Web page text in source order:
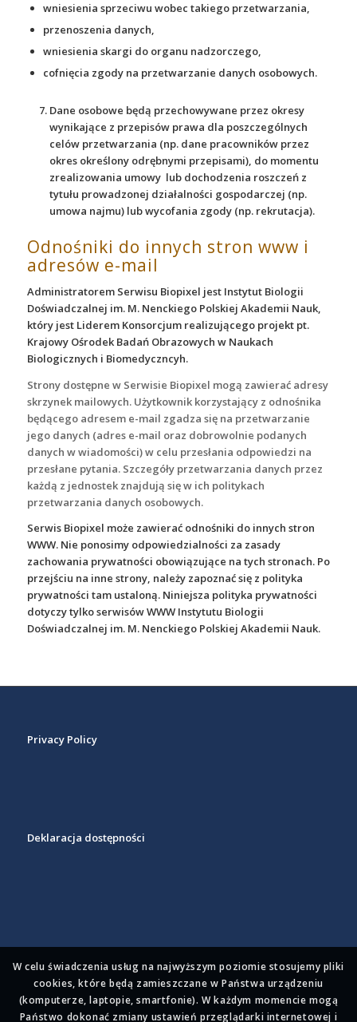
wniesienia sprzeciwu wobec takiego przetwarzania,
przenoszenia danych,
wniesienia skargi do organu nadzorczego,
cofnięcia zgody na przetwarzanie danych osobowych.
Dane osobowe będą przechowywane przez okresy
wynikające z przepisów prawa dla poszczególnych
celów przetwarzania (np. dane pracowników przez
okres określony odrębnymi przepisami), do momentu
zrealizowania umowy lub dochodzenia roszczeń z
tytułu prowadzonej działalności gospodarczej (np.
umowa najmu) lub wycofania zgody (np. rekrutacja).
Odnośniki do innych stron www i
adresów e-mail
Administratorem Serwisu Biopixel jest Instytut Biologii
Doświadczalnej im. M. Nenckiego Polskiej Akademii Nauk,
który jest Liderem Konsorcjum realizującego projekt pt.
Krajowy Ośrodek Badań Obrazowych w Naukach
Biologicznych i Biomedyczncyh.
Strony dostępne w Serwisie Biopixel mogą zawierać adresy
skrzynek mailowych. Użytkownik korzystający z odnośnika
będącego adresem e-mail zgadza się na przetwarzanie
jego danych (adres e-mail oraz dobrowolnie podanych
danych w wiadomości) w celu przesłania odpowiedzi na
przesłane pytania. Szczegóły przetwarzania danych przez
każdą z jednostek znajdują się w ich politykach
przetwarzania danych osobowych.
Serwis Biopixel może zawierać odnośniki do innych stron
WWW. Nie ponosimy odpowiedzialności za zasady
zachowania prywatności obowiązujące na tych stronach. Po
przejściu na inne strony, należy zapoznać się z polityka
prywatności tam ustaloną. Niniejsza polityka prywatności
dotyczy tylko serwisów WWW Instytutu Biologii
Doświadczalnej im. M. Nenckiego Polskiej Akademii Nauk.
Privacy Policy
Deklaracja dostępności
W celu świadczenia usług na najwyższym poziomie stosujemy pliki
cookies, które będą zamieszczane w Państwa urządzeniu
(komputerze, laptopie, smartfonie). W każdym momencie mogą
Państwo dokonać zmiany ustawień przeglądarki internetowej i